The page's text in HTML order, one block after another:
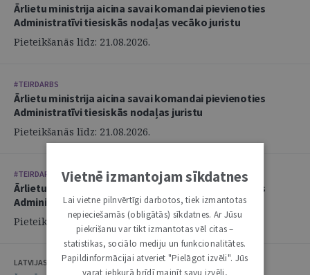
Ārlietu ministrija aicina savai komandai pievienoties
Administratīvi tiesiskās nodaļas vecāko juristu
Pieteikšanās līdz: 21.08.2026.
#TEIRDARBS
Ārlietu ministrija aicina savai komandai pievienoties
Administratīvi tiesiskās nodaļas juristu
Pieteikšanās līdz: 21.08.2026.
#TEIRDARBS
Ārlietu ministrija aicina savai komandai pievienoties
Administratīvi tiesiskās nodaļas juristu
Pieteikšanās līdz: 21.08.2026.
LATVIJAS ZVĒRINĀTU ADVOKĀTU PADOME
Vietnē izmantojam sīkdatnes
Lai vietne pilnvērtīgi darbotos, tiek izmantotas
nepieciešamās (obligātās) sīkdatnes. Ar Jūsu
piekrišanu var tikt izmantotas vēl citas –
statistikas, sociālo mediju un funkcionalitātes.
Papildinformācijai atveriet "Pielāgot izvēli". Jūs
varat jebkurā brīdī mainīt savu izvēli,